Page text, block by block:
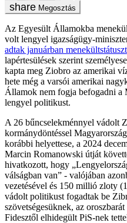
Megosztás
Az Egyesült Államokba
volt lengyel igazságügy-
adtak januárban menekültstátuszt
lapértesülések szerint
kapta meg Ziobro az amerikai
hete még a varsói amerikai
Államok nem fogja befogadni a
lengyel politikust.
A 26 bűncselekménnyel vádolt
kormánydöntéssel
korábbi helyettese, a 2024
Marcin Romanowski útját
hivatkozott, hogy
válságban van” - valójában
vezetésével és 150 millió zloty
vádolt politikust fogadtak be
szövetségesüknek, az
Fidesztől elhidegült PiS-nek